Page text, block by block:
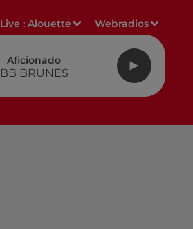
Live :Alouette Webradios
Aficionado
BB BRUNES